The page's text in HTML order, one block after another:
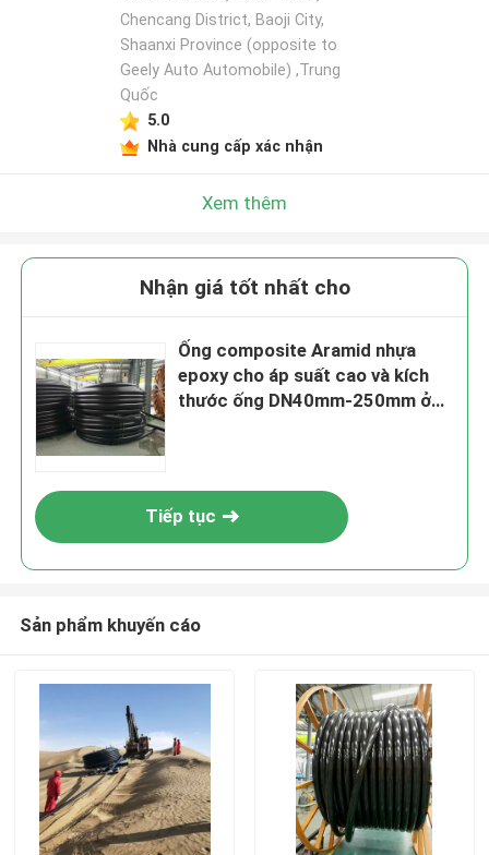
Chencang District, Baoji City,
Shaanxi Province (opposite to
Geely Auto Automobile) ,Trung
Quốc
5.0
Nhà cung cấp xác nhận
Xem thêm
Nhận giá tốt nhất cho
Ống composite Aramid nhựa
epoxy cho áp suất cao và kích
thước ống DN40mm-250mm ở
Tiếp tục
Sản phẩm khuyến cáo